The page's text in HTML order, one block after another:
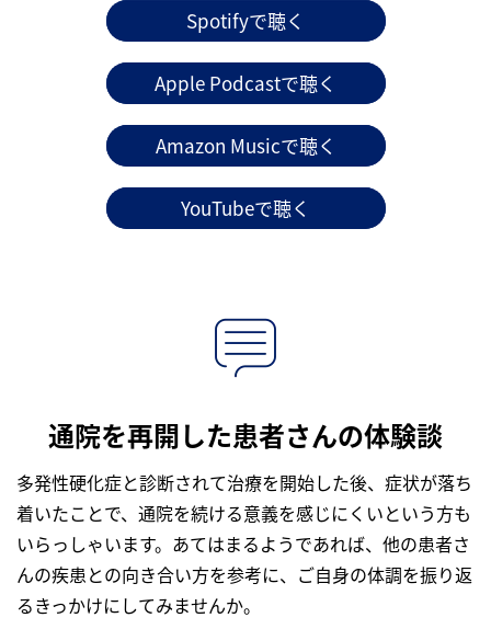
Spotifyで聴く
Apple Podcastで聴く
Amazon Musicで聴く
YouTubeで聴く
通院を再開した患者さんの体験談
多発性硬化症と診断されて治療を開始した後、症状が落ち
着いたことで、通院を続ける意義を感じにくいという方も
いらっしゃいます。あてはまるようであれば、他の患者さ
んの疾患との向き合い方を参考に、ご自身の体調を振り返
るきっかけにしてみませんか。